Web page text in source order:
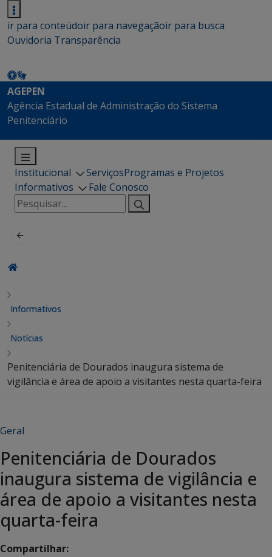
ir para conteúdoir para navegaçãoir para busca
Ouvidoria Transparência
AGEPEN
Agência Estadual de Administração do Sistema
Penitenciário
Institucional ServiçosProgramas e Projetos
Informativos
Fale Conosco
Pesquisar
por:
Informativos
Notícias
Penitenciária de Dourados inaugura sistema de
vigilância e área de apoio a visitantes nesta quarta-feira
Geral
Penitenciária de Dourados
inaugura sistema de vigilância e
área de apoio a visitantes nesta
quarta-feira
Compartilhar: